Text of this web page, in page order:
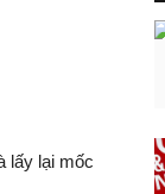
lấy lại mốc